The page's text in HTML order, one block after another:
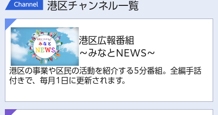
港区チャンネル一覧
港区広報番組
～みなとNEWS～
港区の事業や区民の活動を紹介する5分番組。全編手話
付きで、毎月1日に更新されます。